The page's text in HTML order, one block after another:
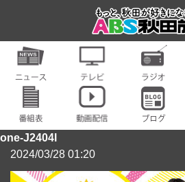
one-J2404l
2024/03/28 01:20